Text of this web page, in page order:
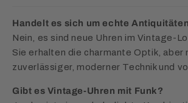
Handelt es sich um echte
Nein, es sind neue Uhren im Vintage-
Sie erhalten die charmante Optik, aber
zuverlässiger, moderner Technik und
Gibt es Vintage-Uhren mit Funk?